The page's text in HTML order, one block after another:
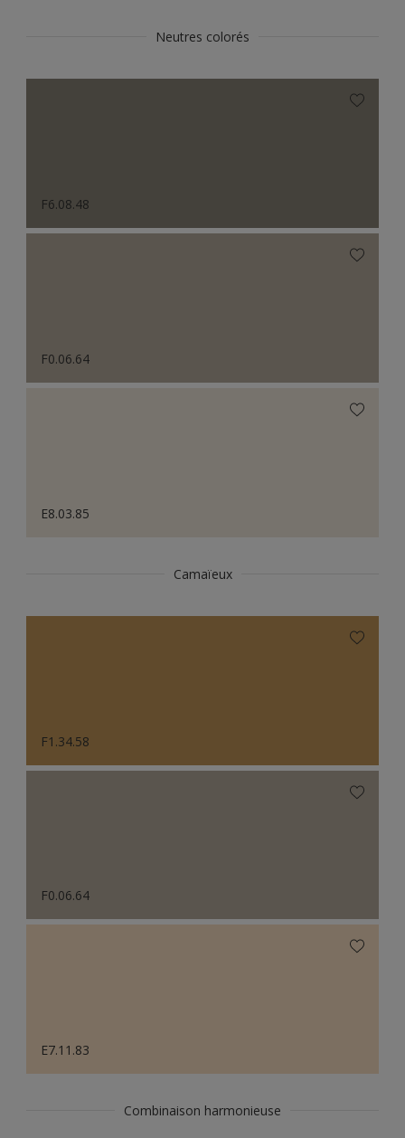
Neutres colorés
F6.08.48
F0.06.64
E8.03.85
Camaïeux
F1.34.58
F0.06.64
E7.11.83
Combinaison harmonieuse